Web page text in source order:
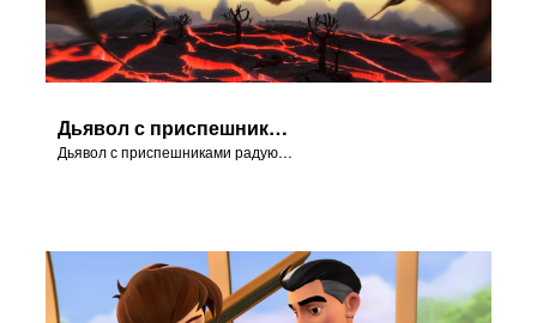
Дьявол с приспешниками радуются грехопадению Адама и Евы в Едеме.
Дьявол с приспешниками радуются грехопадению Адама и Евы в Едеме.